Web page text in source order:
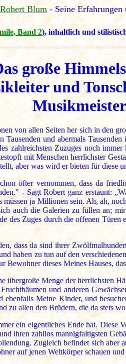
Robert Blum - Seine
Band 2), inhaltlich und
große
und
von allen Seiten her sich in den
und abermals
zahlreichsten Zuzuges noch
mit Menschen herrlichster
aber was wird er bieten für diese
öfter vernommen, dass da
- Sagt Robert ganz erstaunt:
ja Millionen sein. Ah, ah,
auch die Galerien zu füllen an;
des Zuges durch die offenen
dass da sind ihrer
haben zu tun auf den
Bewohner dieses Meines Hauses,
übergroße Menge der herrlichsten
und anderen
Meine Kinder, und
zu allen den Brüdern, die da stets
ein eigentliches Ende hat.
ihren zahllos mannigfaltigsten
Zugleich befindet sich aber
auf jenen Weltkörper schauen